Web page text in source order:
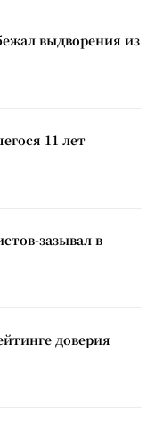
выдворения из
11 лет
зазывал в
доверия